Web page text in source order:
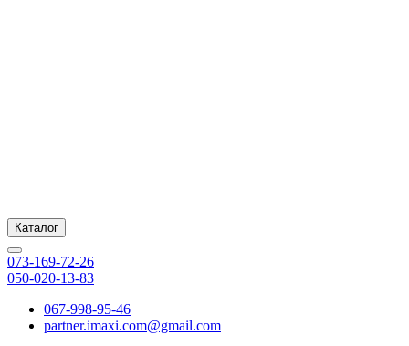
Каталог
073-169-72-26
050-020-13-83
067-998-95-46
partner.imaxi.com@gmail.com